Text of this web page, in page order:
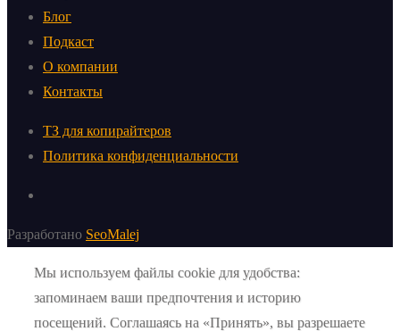
Блог
Подкаст
О компании
Контакты
ТЗ для копирайтеров
Политика конфиденциальности
Разработано SeoMalej
Мы используем файлы cookie для удобства:
запоминаем ваши предпочтения и историю
посещений. Соглашаясь на «Принять», вы разрешаете